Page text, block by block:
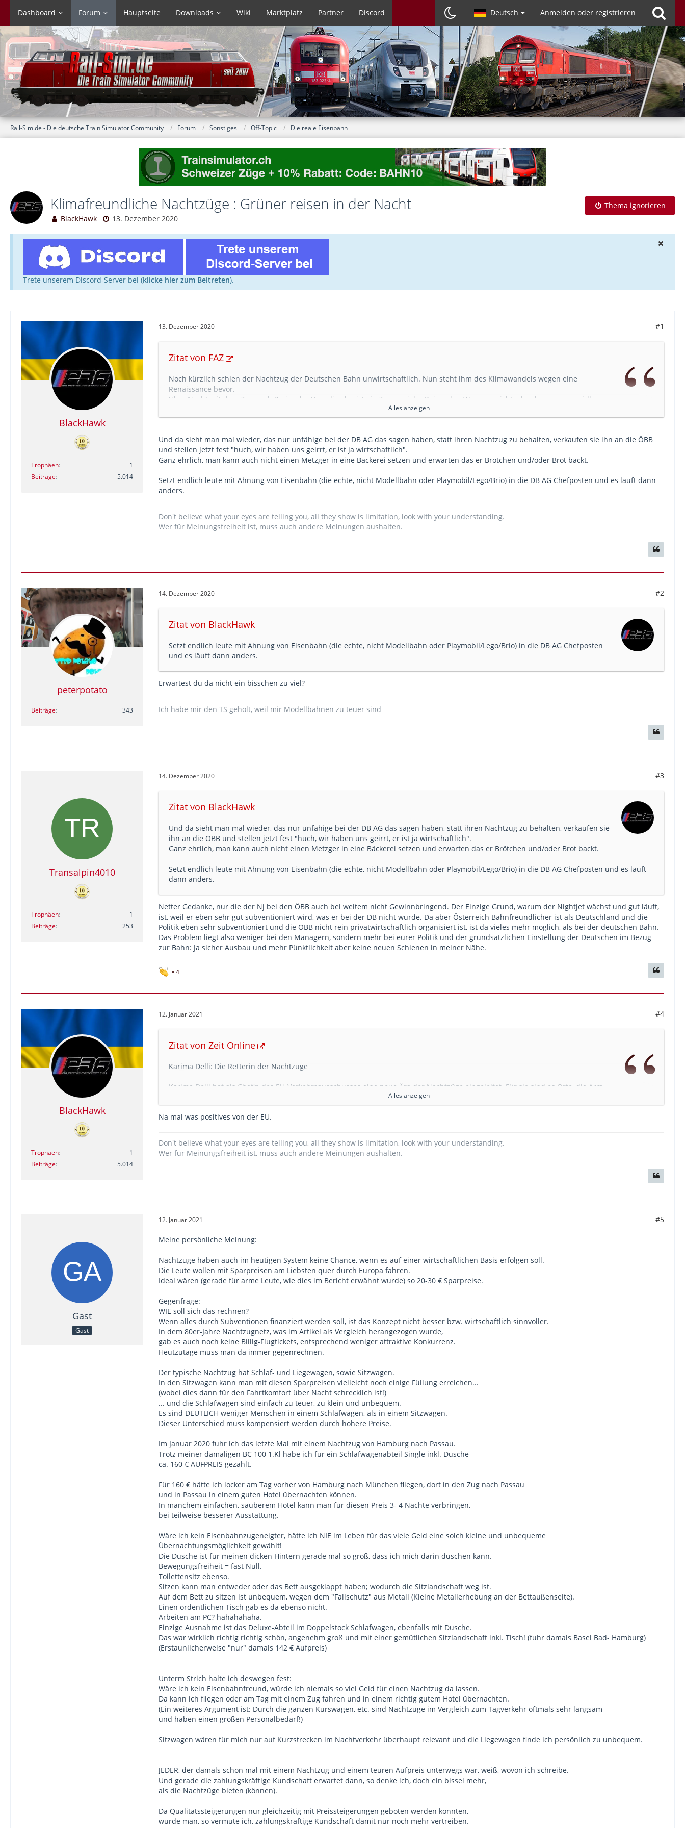
Dashboard Forum Hauptseite Downloads Wiki Marktplatz Partner Discord Deutsch Anmelden oder registrieren
Rail-Sim.de - Die deutsche Train Simulator Community Forum Sonstiges Off-Topic Die reale Eisenbahn
Klimafreundliche Nachtzüge : Grüner reisen in der Nacht
BlackHawk 13. Dezember 2020
Thema ignorieren
Trete unserem Discord-Server bei (klicke hier zum Beitreten).
BlackHawk
Trophäen
1
Beiträge
5.014
13. Dezember 2020 #1
Zitat von FAZ
Noch kürzlich schien der Nachtzug der Deutschen Bahn unwirtschaftlich. Nun steht ihm des Klimawandels wegen eine
Renaissance bevor.
Über Nacht mit dem Zug nach Paris oder Venedig, das ist ein Traum vieler Reisender. Was angesichts der dann unvermeidbaren
Nähe zu Fremden in Corona-Zeiten schier unmöglich erscheint, soll nach dem Ende der Pandemie langsam Wirklichkeit werden:
ein europäisches Nachtzug-Netz. Dieses Ziel haben die Chefs der vier Staatsbahnen von Deutschland, Österreich, Frankreich und
Ministerkonferenz zusammengekommen waren. Die Verknüpfung der europäischen Metropolen auf der Schiene wollen die
Deutsche Bahn
, die österreichische ÖBB, die schweizerische SBB und die französische SNCF nun gemeinsam voranbringen. Die
Verkehrspolitiker hießen das als „wichtiges Signal für den Klimaschutz“ gut.
Die ersten Ergebnisse der Kooperation sind vier neue Linien, die unter der Marke „Nightjet“ fahren und die in den nächsten
Jahren 13 europäische Millionenstädte über Nacht verbinden sollen. Von Dezember 2021 an wollen die Staatsbahnen die Strecken
Wien und Berlin nach Brüssel und Paris dazukommen. Von Dezember 2024 an ist der sogenannte Nachtsprung von Zürich nach
Barcelona geplant. Dies teilten Richard Lutz (Deutsche Bahn), Andreas Matthä (ÖBB
), und Vincent Ducrot (SBB) und Jean-Pierre
Farandou (SNCF) mit. Lutz sagte, der Nachtzug sei eine „grüne, stressfreie Alternative zu Auto oder Flugzeug“.
Alles anzeigen
Und da sieht man mal wieder, das nur unfähige bei der DB AG das sagen haben, statt ihren Nachtzug zu behalten, verkaufen sie ihn an die ÖBB
und stellen jetzt fest "huch, wir haben uns geirrt, er ist ja wirtschaftlich".
Ganz ehrlich, man kann auch nicht einen Metzger in eine Bäckerei setzen und erwarten das er Brötchen und/oder Brot backt.
Setzt endlich leute mit Ahnung von Eisenbahn (die echte, nicht Modellbahn oder Playmobil/Lego/Brio) in die DB AG Chefposten und es läuft dann
anders.
Don't believe what your eyes are telling you, all they show is limitation, look with your understanding.
Wer für Meinungsfreiheit ist, muss auch andere Meinungen aushalten.
peterpotato
Beiträge 343
14. Dezember 2020 #2
Zitat von BlackHawk
Setzt endlich leute mit Ahnung von Eisenbahn (die echte, nicht Modellbahn oder Playmobil/Lego/Brio) in die DB AG Chefposten
und es läuft dann anders.
Erwartest du da nicht ein bisschen zu viel?
Ich habe mir den TS geholt, weil mir Modellbahnen zu teuer sind
Transalpin4010
Trophäen
1
Beiträge
253
14. Dezember 2020 #3
Zitat von BlackHawk
Und da sieht man mal wieder, das nur unfähige bei der DB AG das sagen haben, statt ihren Nachtzug zu behalten, verkaufen sie
ihn an die ÖBB und stellen jetzt fest "huch, wir haben uns geirrt, er ist ja wirtschaftlich".
Ganz ehrlich, man kann auch nicht einen Metzger in eine Bäckerei setzen und erwarten das er Brötchen und/oder Brot backt.
Setzt endlich leute mit Ahnung von Eisenbahn (die echte, nicht Modellbahn oder Playmobil/Lego/Brio) in die DB AG Chefposten und es läuft
dann anders.
Netter Gedanke, nur die der Nj bei den ÖBB auch bei weitem nicht Gewinnbringend. Der Einzige Grund, warum der Nightjet wächst und gut läuft,
ist, weil er eben sehr gut subventioniert wird, was er bei der DB nicht wurde. Da aber Österreich Bahnfreundlicher ist als Deutschland und die
Politik eben sehr subventioniert und die ÖBB nicht rein privatwirtschaftlich organisiert ist, ist da vieles mehr möglich, als bei der deutschen Bahn.
Das Problem liegt also weniger bei den Managern, sondern mehr bei eurer Politik und der grundsätzlichen Einstellung der Deutschen im Bezug
zur Bahn: Ja sicher Ausbau und mehr Pünktlichkeit aber keine neuen Schienen in meiner Nähe.
4
BlackHawk
Trophäen
1
Beiträge
5.014
12. Januar 2021 #4
Zitat von Zeit Online
Karima Delli: Die Retterin der Nachtzüge
Karima Delli hat als Chefin des EU-Verkehrsausschusses eine neue Ära der Nachtzüge eingeleitet. Für sie sind es Orte, die Arm
Wennkünftig wieder mehr Nachtzüge durch Europa fahren
Mobilität aller Zeiten". Ein Verkehrsmittel, das noch vor wenigen Jahren als uncool und unrentabel galt.
beerdigte 2016 ihre Nightjets
, die französische SNCF die meisten ihrertrains de nuitsschon zuvor. Diese Entscheidungen seien
ein historischer Irrtum gewesen, sagt Delli heute. Ihr Ausschuss hat Druck auf den EU-Ministerrat ausgeübt und dafür gesorgt,
Für Delli sindNachtzüge
nur der Anfang: Sie sollen der "sympathischste Teil" eines völlig neuen Zugnetzes in Europa werden.
Frankreich noch 550 Städte von Nachtzügen angefahren wurden und nahezu niemand weiter als ein paar Kilometer vom
wir müssen jetzt nehmen, was es schon gibt", sagt Delli. Für die 41-Jährige, die aus einer der ärmsten Regionen Frankreichs
kommen so zurecht." Und auch mehr Umweltschutz nutze in erster Linie den Armen, sagt Delli. Vierhunderttausend Menschen
stürben in Europa jährlich vorzeitig an Luftverschmutzung. "Glauben Sie mir, das sind nicht die Reichen, die hier ihr Leben
lassen."
mehr in der Quelle
Alles anzeigen
Na mal was positives von der EU.
Don't believe what your eyes are telling you, all they show is limitation, look with your understanding.
Wer für Meinungsfreiheit ist, muss auch andere Meinungen aushalten.
Gast
Gast
12. Januar 2021 #5
Meine persönliche Meinung:
Nachtzüge haben auch im heutigen System keine Chance, wenn es auf einer wirtschaftlichen Basis erfolgen soll.
Die Leute wollen mit Sparpreisen am Liebsten quer durch Europa fahren.
Ideal wären (gerade für arme Leute, wie dies im Bericht erwähnt wurde) so 20-30 € Sparpreise.
Gegenfrage:
WIE soll sich das rechnen?
Wenn alles durch Subventionen finanziert werden soll, ist das Konzept nicht besser bzw. wirtschaftlich sinnvoller.
In dem 80er-Jahre Nachtzugnetz, was im Artikel als Vergleich herangezogen wurde,
gab es auch noch keine Billig-Flugtickets, entsprechend weniger attraktive Konkurrenz.
Heutzutage muss man da immer gegenrechnen.
Der typische Nachtzug hat Schlaf- und Liegewagen, sowie Sitzwagen.
In den Sitzwagen kann man mit diesen Sparpreisen vielleicht noch einige Füllung erreichen...
(wobei dies dann für den Fahrtkomfort über Nacht schrecklich ist!)
... und die Schlafwagen sind einfach zu teuer, zu klein und unbequem.
Es sind DEUTLICH weniger Menschen in einem Schlafwagen, als in einem Sitzwagen.
Dieser Unterschied muss kompensiert werden durch höhere Preise.
Im Januar 2020 fuhr ich das letzte Mal mit einem Nachtzug von Hamburg nach Passau.
Trotz meiner damaligen BC 100 1.Kl habe ich für ein Schlafwagenabteil Single inkl. Dusche
ca. 160 € AUFPREIS gezahlt.
Für 160 € hätte ich locker am Tag vorher von Hamburg nach München fliegen, dort in den Zug nach Passau
und in Passau in einem guten Hotel übernachten können.
In manchem einfachen, sauberem Hotel kann man für diesen Preis 3- 4 Nächte verbringen,
bei teilweise besserer Ausstattung.
Wäre ich kein Eisenbahnzugeneigter, hätte ich NIE im Leben für das viele Geld eine solch kleine und unbequeme
Übernachtungsmöglichkeit gewählt!
Die Dusche ist für meinen dicken Hintern gerade mal so groß, dass ich mich darin duschen kann.
Bewegungsfreiheit = fast Null.
Toilettensitz ebenso.
Sitzen kann man entweder oder das Bett ausgeklappt haben; wodurch die Sitzlandschaft weg ist.
Auf dem Bett zu sitzen ist unbequem, wegen dem "Fallschutz" aus Metall (Kleine Metallerhebung an der Bettaußenseite).
Einen ordentlichen Tisch gab es da ebenso nicht.
Arbeiten am PC? hahahahaha.
Einzige Ausnahme ist das Deluxe-Abteil im Doppelstock Schlafwagen, ebenfalls mit Dusche.
Das war wirklich richtig richtig schön, angenehm groß und mit einer gemütlichen Sitzlandschaft inkl. Tisch! (fuhr damals Basel Bad- Hamburg)
(Erstaunlicherweise "nur" damals 142 € Aufpreis)
Unterm Strich halte ich deswegen fest:
Wäre ich kein Eisenbahnfreund, würde ich niemals so viel Geld für einen Nachtzug da lassen.
Da kann ich fliegen oder am Tag mit einem Zug fahren und in einem richtig gutem Hotel übernachten.
(Ein weiteres Argument ist: Durch die ganzen Kurswagen, etc. sind Nachtzüge im Vergleich zum Tagverkehr oftmals sehr langsam
und haben einen großen Personalbedarf!)
Sitzwagen wären für mich nur auf Kurzstrecken im Nachtverkehr überhaupt relevant und die Liegewagen finde ich persönlich zu unbequem.
JEDER, der damals schon mal mit einem Nachtzug und einem teuren Aufpreis unterwegs war, weiß, wovon ich schreibe.
Und gerade die zahlungskräftige Kundschaft erwartet dann, so denke ich, doch ein bissel mehr,
als die Nachtzüge bieten (können).
Da Qualitätssteigerungen nur gleichzeitig mit Preissteigerungen geboten werden könnten,
würde man, so vermute ich, zahlungskräftige Kundschaft damit nur noch mehr vertreiben.